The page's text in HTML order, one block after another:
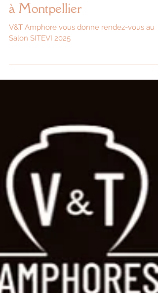
V&T Amphores vous donne
Rendez-vous au SITEVI 2025
à Montpellier
V&T Amphore vous donne rendez-vous au